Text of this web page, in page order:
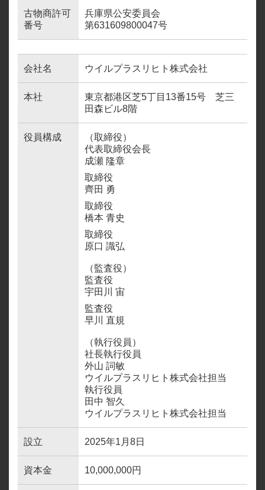
古物商許可
番号
兵庫県公安委員会
第631609800047号
会社名 ウイルプラスリヒト株式会社
本社
東京都港区芝5丁目13番15号 芝三
田森ビル8階
役員構成
（取締役）
代表取締役会長
成瀬 隆章
取締役
齊田 勇
取締役
橋本 青史
取締役
原口 識弘
（監査役）
監査役
宇田川 宙
監査役
早川 直規
（執行役員）
社長執行役員
外山 詞敏
ウイルプラスリヒト株式会社担当
執行役員
田中 智久
ウイルプラスリヒト株式会社担当
設立 2025年1月8日
資本金 10,000,000円